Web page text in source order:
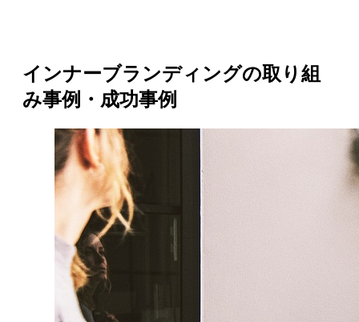
インナーブランディングの取り組
み事例・成功事例